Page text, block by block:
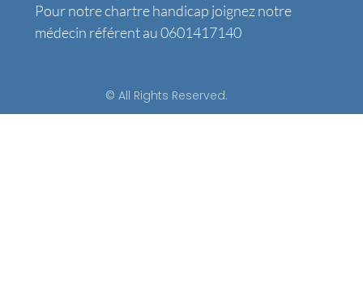
Pour notre chartre handicap joignez notre
médecin référent au 0601417140
© All Rights Reserved.